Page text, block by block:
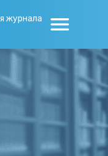
журнала